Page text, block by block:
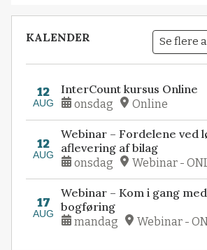
KALENDER Se flere
12
AUG
InterCount kursus Online
onsdag Online
12
AUG
Webinar – Fordelene ved
aflevering af bilag
onsdag Webinar -
17
AUG
Webinar – Kom i gang
bogføring
mandag Webinar -